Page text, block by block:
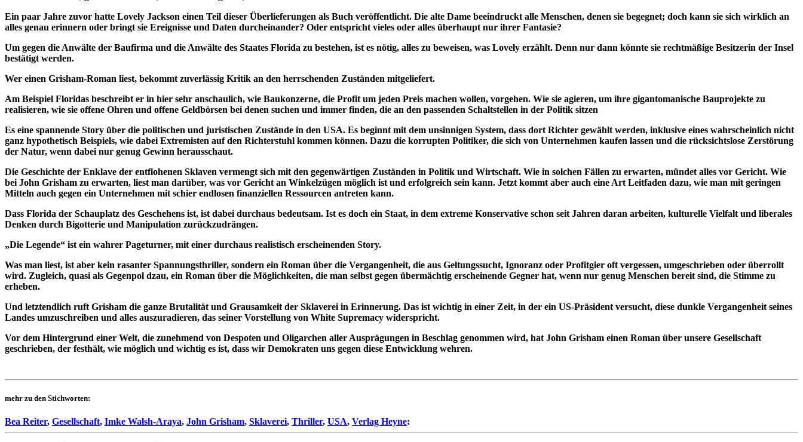
Ein paar Jahre zuvor hatte Lovely Jackson einen Teil dieser Überlieferungen als Buch veröffentlicht. Die alte Dame beeindruckt alle Menschen, denen sie begegnet; doch kann sie sich wirklich an
alles genau erinnern oder bringt sie Ereignisse und Daten durcheinander? Oder entspricht vieles oder alles überhaupt nur ihrer Fantasie?
Um gegen die Anwälte der Baufirma und die Anwälte des Staates Florida zu bestehen, ist es nötig, alles zu beweisen, was Lovely erzählt. Denn nur dann könnte sie rechtmäßige Besitzerin der Insel
bestätigt werden.
Wer einen Grisham-Roman liest, bekommt zuverlässig Kritik an den herrschenden Zuständen mitgeliefert.
Am Beispiel Floridas beschreibt er in hier sehr anschaulich, wie Baukonzerne, die Profit um jeden Preis machen wollen, vorgehen. Wie sie agieren, um ihre gigantomanische Bauprojekte zu
realisieren, wie sie offene Ohren und offene Geldbörsen bei denen suchen und immer finden, die an den passenden Schaltstellen in der Politik sitzen
Es eine spannende Story über die politischen und juristischen Zustände in den USA. Es beginnt mit dem unsinnigen System, dass dort Richter gewählt werden, inklusive eines wahrscheinlich nicht
ganz hypothetisch Beispiels, wie dabei Extremisten auf den Richterstuhl kommen können. Dazu die korrupten Politiker, die sich von Unternehmen kaufen lassen und die rücksichtslose Zerstörung
der Natur, wenn dabei nur genug Gewinn herausschaut.
Die Geschichte der Enklave der entflohenen Sklaven vermengt sich mit den gegenwärtigen Zuständen in Politik und Wirtschaft. Wie in solchen Fällen zu erwarten, mündet alles vor Gericht. Wie
bei John Grisham zu erwarten, liest man darüber, was vor Gericht an Winkelzügen möglich ist und erfolgreich sein kann. Jetzt kommt aber auch eine Art Leitfaden dazu, wie man mit geringen
Mitteln auch gegen ein Unternehmen mit schier endlosen finanziellen Ressourcen antreten kann.
Dass Florida der Schauplatz des Geschehens ist, ist dabei durchaus bedeutsam. Ist es doch ein Staat, in dem extreme Konservative schon seit Jahren daran arbeiten, kulturelle Vielfalt und liberales
Denken durch Bigotterie und Manipulation zurückzudrängen.
„Die Legende“ ist ein wahrer Pageturner, mit einer durchaus realistisch erscheinenden Story.
Was man liest, ist aber kein rasanter Spannungsthriller, sondern ein Roman über die Vergangenheit, die aus Geltungssucht, Ignoranz oder Profitgier oft vergessen, umgeschrieben oder überrollt
wird. Zugleich, quasi als Gegenpol dzau, ein Roman über die Möglichkeiten, die man selbst gegen übermächtig erscheinende Gegner hat, wenn nur genug Menschen bereit sind, die Stimme zu
erheben.
Und letztendlich ruft Grisham die ganze Brutalität und Grausamkeit der Sklaverei in Erinnerung. Das ist wichtig in einer Zeit, in der ein US-Präsident versucht, diese dunkle Vergangenheit seines
Landes umzuschreiben und alles auszuradieren, das seiner Vorstellung von White Supremacy widerspricht.
Vor dem Hintergrund einer Welt, die zunehmend von Despoten und Oligarchen aller Ausprägungen in Beschlag genommen wird, hat John Grisham einen Roman über unsere Gesellschaft
geschrieben, der festhält, wie möglich und wichtig es ist, dass wir Demokraten uns gegen diese Entwicklung wehren.
mehr zu den Stichworten:
Bea Reiter, Gesellschaft, Imke Walsh-Araya, John Grisham, Sklaverei, Thriller, USA, Verlag Heyne: